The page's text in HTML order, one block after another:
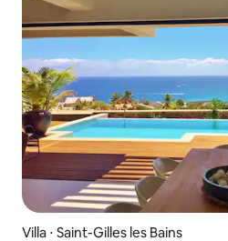
Villa ⋅ Saint-Gilles les Bains